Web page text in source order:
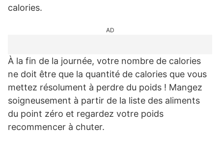
calories.
AD
À la fin de la journée, votre nombre de calories
ne doit être que la quantité de calories que vous
mettez résolument à perdre du poids ! Mangez
soigneusement à partir de la liste des aliments
du point zéro et regardez votre poids
recommencer à chuter.